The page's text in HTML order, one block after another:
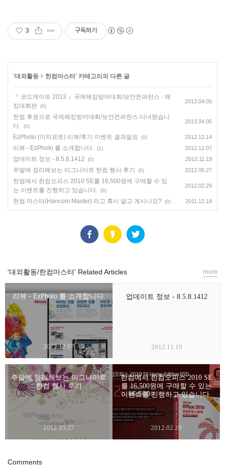
3 구독하기
'대외활동 > 한컴마스터' 카테고리의 다른 글
『 코드게이트 2013 』국제해킹방어대회/보안컨퍼런스 - 해
킹대회편
(0)
2013.04.05
한컴 후원으로 국제해킹방어대회/보안컨퍼런스 다녀왔습니
다.
(0)
2013.04.05
EzPhoto (이지포토) 리뷰/후기 이벤트 결과발표 (0) 2012.12.14
리뷰 - EzPhoto 를 소개합니다. (1) 2012.12.07
업데이트 정보 - 8.5.8.1412 (0) 2012.11.19
주말에 정리해보는 이그나이트 한컴 행사 후기 (0) 2012.05.27
한컴에서 한컴오피스 2010 SE를 16,500원에 구매할 수 있
는 이벤트를 진행하고 있습니다.
(0)
2012.02.29
한컴 마스터(Hancom Master) 라고 혹시 알고 계시나요? (0) 2011.12.18
'대외활동/한컴마스터' Related Articles
리뷰 - EzPhoto 를 소개합니다.
2012.12.07
업데이트 정보 - 8.5.8.1412
2012.11.19
주말에 정리해보는 이그나이트
한컴 행사 후기
2012.05.27
한컴에서 한컴오피스 2010 SE
를 16,500원에 구매할 수 있는
이벤트를 진행하고 있습니다.
2012.02.29
more
Comments